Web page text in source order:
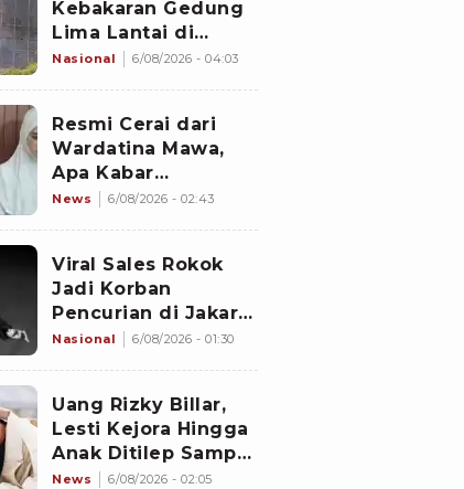
Kebakaran Gedung
Lima Lantai di
Cikini, Sempat Coba
Nasional 6/08/2026 - 04:03
Resmi Cerai dari
Wardatina Mawa,
Apa Kabar
Hubungan Asmara
News 6/08/2026 - 02:43
Viral Sales Rokok
Jadi Korban
Pencurian di Jakarta
Barat, Sejumlah
Nasional 6/08/2026 - 01:30
Uang Rizky Billar,
Lesti Kejora Hingga
Anak Ditilep Sampai
Rp3,1 Miliar, Pelaku
News 6/08/2026 - 02:05